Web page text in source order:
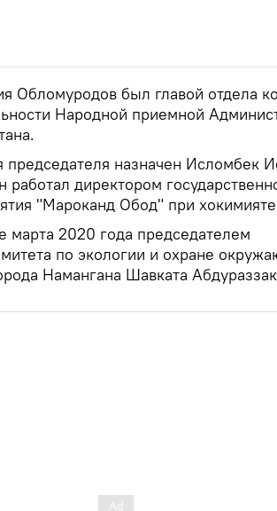
Обломуродов был главой отдела
Народной приемной
председателя назначен Исломбек
директором
"Мароканд Обод" при
марта 2020 года председателем
по экологии и охране
Намангана Шавката